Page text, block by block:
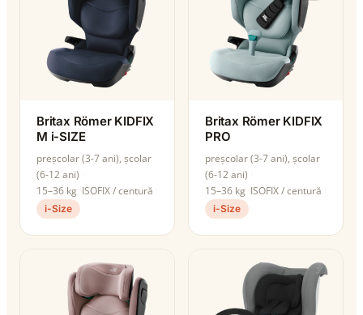
Britax Römer KIDFIX
M i-SIZE
preșcolar (3-7 ani), școlar
(6-12 ani)
15–36 kg ISOFIX / centură
i-Size
Britax Römer KIDFIX
PRO
preșcolar (3-7 ani), școlar
(6-12 ani)
15–36 kg ISOFIX / centură
i-Size